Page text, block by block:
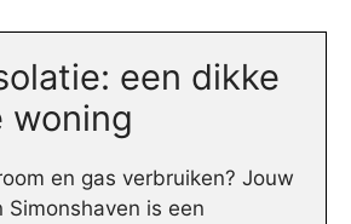
een dikke
woning
en gas verbruiken? Jouw
Simonshaven is een